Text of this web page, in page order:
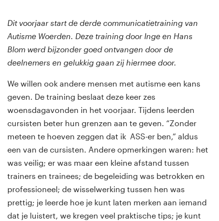
Dit voorjaar start de derde communicatietraining van
Autisme Woerden. Deze training door Inge en Hans
Blom werd bijzonder goed ontvangen door de
deelnemers en gelukkig gaan zij hiermee door.
We willen ook andere mensen met autisme een kans
geven. De training beslaat deze keer zes
woensdagavonden in het voorjaar. Tijdens leerden
cursisten beter hun grenzen aan te geven. “Zonder
meteen te hoeven zeggen dat ik ASS-er ben,” aldus
een van de cursisten. Andere opmerkingen waren: het
was veilig; er was maar een kleine afstand tussen
trainers en trainees; de begeleiding was betrokken en
professioneel; de wisselwerking tussen hen was
prettig; je leerde hoe je kunt laten merken aan iemand
dat je luistert, we kregen veel praktische tips; je kunt